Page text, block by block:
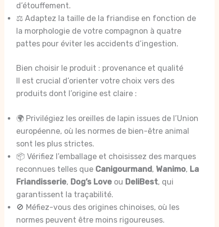
d’étouffement.
⚖️ Adaptez la taille de la friandise en fonction de
la morphologie de votre compagnon à quatre
pattes pour éviter les accidents d’ingestion.
Bien choisir le produit : provenance et qualité
Il est crucial d’orienter votre choix vers des
produits dont l’origine est claire :
🌍 Privilégiez les oreilles de lapin issues de l’Union
européenne, où les normes de bien-être animal
sont les plus strictes.
📦 Vérifiez l’emballage et choisissez des marques
reconnues telles que Canigourmand , Wanimo, La
Friandisserie, Dog’s Loveou DeliBest, qui
garantissent la traçabilité.
🚫 Méfiez-vous des origines chinoises, où les
normes peuvent être moins rigoureuses.